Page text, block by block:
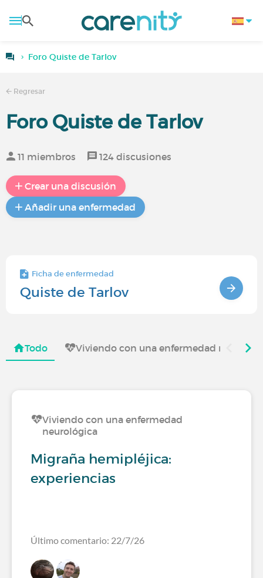
Foro Quiste de Tarlov
Regresar
Foro Quiste de Tarlov
11 miembros 124 discusiones
Crear una discusión
Añadir una enfermedad
Ficha de enfermedad
Quiste de Tarlov
Todo Viviendo con una enfermedad
Viviendo con una enfermedad
neurológica
Migraña hemipléjica:
experiencias
Último comentario: 22/7/26